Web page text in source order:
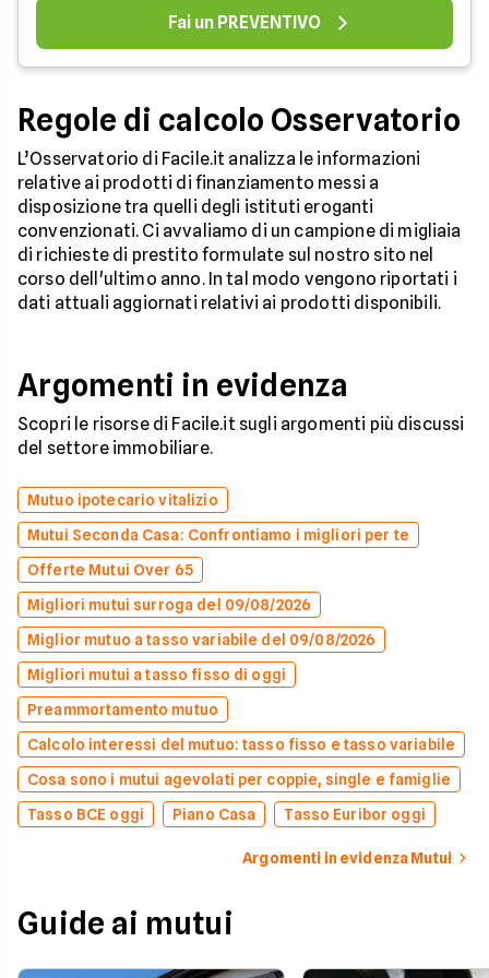
Fai un PREVENTIVO
Regole di calcolo Osservatorio
L’Osservatorio di Facile.it analizza le informazioni
relative ai prodotti di finanziamento messi a
disposizione tra quelli degli istituti eroganti
convenzionati. Ci avvaliamo di un campione di migliaia
di richieste di prestito formulate sul nostro sito nel
corso dell'ultimo anno. In tal modo vengono riportati i
dati attuali aggiornati relativi ai prodotti disponibili.
Argomenti in evidenza
Scopri le risorse di Facile.it sugli argomenti più discussi
del settore immobiliare.
Mutuo ipotecario vitalizio
Mutui Seconda Casa: Confrontiamo i migliori per te
Offerte Mutui Over 65
Migliori mutui surroga del 09/08/2026
Miglior mutuo a tasso variabile del 09/08/2026
Migliori mutui a tasso fisso di oggi
Preammortamento mutuo
Calcolo interessi del mutuo: tasso fisso e tasso variabile
Cosa sono i mutui agevolati per coppie, single e famiglie
Tasso BCE oggi
Piano Casa Tasso Euribor oggi
Argomenti in evidenza Mutui
Guide ai mutui